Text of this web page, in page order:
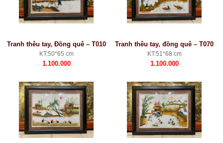
Tranh thêu tay, Đồng quê – T010
KT:50*65 cm
1.100.000
Tranh thêu tay, đồng quê – T070
KT:51*68 cm
1.100.000